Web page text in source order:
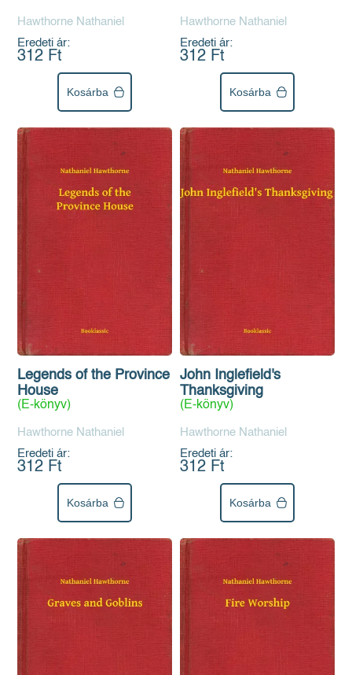
Hawthorne Nathaniel
Eredeti ár:
312 Ft
Kosárba
Hawthorne Nathaniel
Eredeti ár:
312 Ft
Kosárba
Legends of the Province
House
(E-könyv)
Hawthorne Nathaniel
Eredeti ár:
312 Ft
Kosárba
John Inglefield's
Thanksgiving
(E-könyv)
Hawthorne Nathaniel
Eredeti ár:
312 Ft
Kosárba